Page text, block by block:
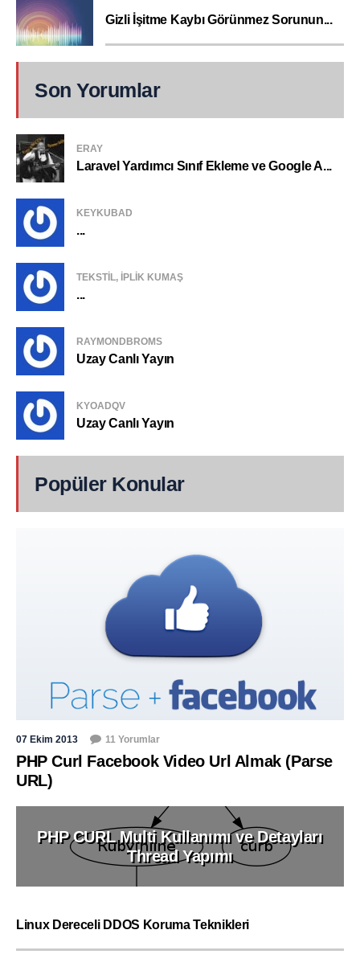
Gizli İşitme Kaybı Görünmez Sorunun...
Son Yorumlar
ERAY
Laravel Yardımcı Sınıf Ekleme ve Google A...
KEYKUBAD
...
TEKSTIL, IPLIK KUMAŞ
...
RAYMONDBROMS
Uzay Canlı Yayın
KYOADQV
Uzay Canlı Yayın
Popüler Konular
07 Ekim 2013 11 Yorumlar
PHP Curl Facebook Video Url Almak (Parse
URL)
PHP CURL Multi Kullanımı ve Detayları
Thread Yapımı
Linux Dereceli DDOS Koruma Teknikleri